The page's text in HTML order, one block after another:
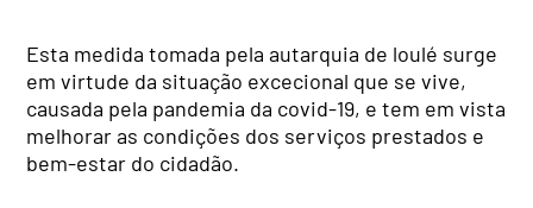
Esta medida tomada pela autarquia de loulé surge
em virtude da situação excecional que se vive,
causada pela pandemia da covid-19, e tem em vista
melhorar as condições dos serviços prestados e
bem-estar do cidadão.